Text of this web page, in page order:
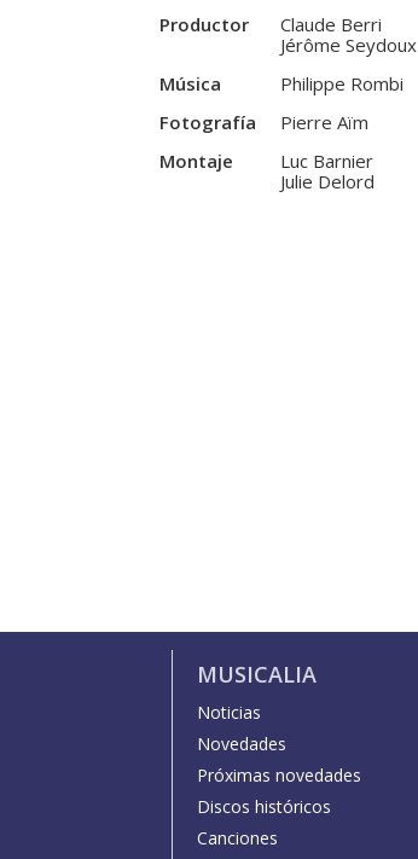
Productor
Claude Berri
Jérôme Seydoux
Música
Philippe Rombi
Fotografía
Pierre Aïm
Montaje
Luc Barnier
Julie Delord
MUSICALIA
Noticias
Novedades
Próximas novedades
Discos históricos
Canciones